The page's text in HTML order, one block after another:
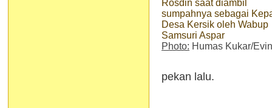
Rosdin saat diambil
sumpahnya sebagai
Desa Kersik oleh Wabup
Samsuri Aspar
Photo: Humas Kukar/Evin
pekan lalu.